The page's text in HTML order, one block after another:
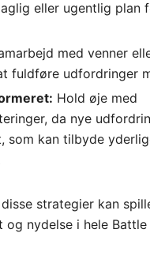
eller ugentlig plan
med venner
fuldføre udfordringer
Hold øje med
da nye
som kan tilbyde
strategier kan
og nydelse i hele Battle